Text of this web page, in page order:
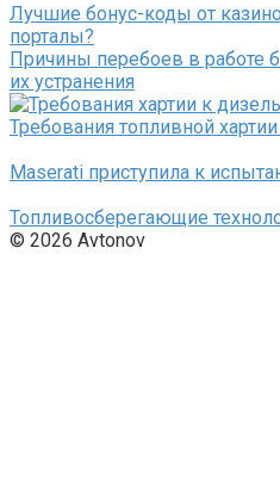
Лучшие бонус-коды от
порталы?
Причины перебоев в работе
их устранения
Требования топливной
Maserati приступила к
Топливосберегающие
© 2026 Avtonov